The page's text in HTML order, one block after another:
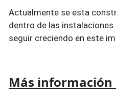
Actualmente se esta
dentro de las instalaciones
seguir creciendo en este
Más información